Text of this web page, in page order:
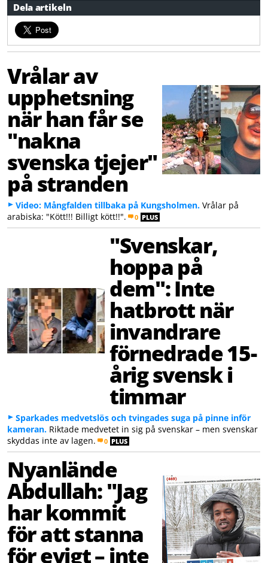
Dela artikeln
Vrålar av
upphetsning
när han får se
"nakna
svenska tjejer"
på stranden
Video: Mångfalden tillbaka på Kungsholmen. Vrålar på
arabiska: "Kött!!! Billigt kött!!".
0 PLUS
"Svenskar,
hoppa på
dem": Inte
hatbrott när
invandrare
förnedrade 15-
årig svensk i
timmar
Sparkades medvetslös och tvingades suga på pinne inför
kameran. Riktade medvetet in sig på svenskar – men svenskar
skyddas inte av lagen.
0 PLUS
Nyanlände
Abdullah: "Jag
har kommit
för att stanna
för evigt – inte